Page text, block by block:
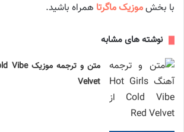
با بخشموزیک ماگرتا همراه باشید.
نوشته های مشابه
Velvet